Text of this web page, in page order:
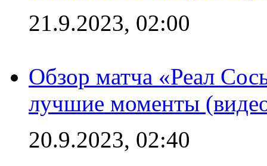
21.9.2023, 02:00
Обзор матча «Реал
лучшие моменты
20.9.2023, 02:40